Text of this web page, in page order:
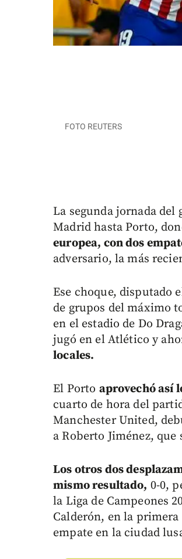
FOTO REUTERS
La segunda jornada del
Madrid hasta Porto,
europea, con dos
adversario, la más
Ese choque, disputado
de grupos del máximo
en el estadio de Do
jugó en el Atlético y
locales.
El Porto aprovechó así
cuarto de hora del
Manchester United,
a Roberto Jiménez,
Los otros dos
mismo resultado, 0-0,
la Liga de Campeones
Calderón, en la primera
empate en la ciudad